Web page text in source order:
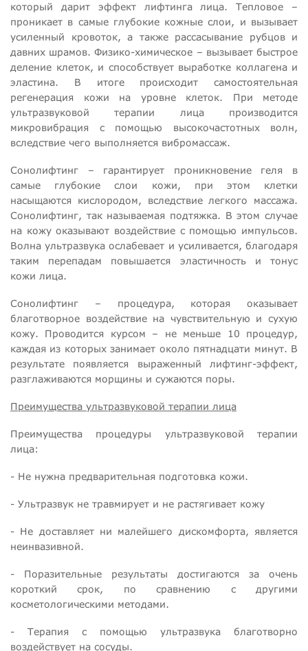
который дарит эффект лифтинга лица. Тепловое –
проникает в самые глубокие кожные слои, и вызывает
усиленный кровоток, а также рассасывание рубцов и
давних шрамов. Физико-химическое – вызывает быстрое
деление клеток, и способствует выработке коллагена и
эластина. В итоге происходит самостоятельная
регенерация кожи на уровне клеток. При методе
ультразвуковой терапии лица производится
микровибрация с помощью высокочастотных волн,
вследствие чего выполняется вибромассаж.
Сонолифтинг – гарантирует проникновение геля в
самые глубокие слои кожи, при этом клетки
насыщаются кислородом, вследствие легкого массажа.
Сонолифтинг, так называемая подтяжка. В этом случае
на кожу оказывают воздействие с помощью импульсов.
Волна ультразвука ослабевает и усиливается, благодаря
таким перепадам повышается эластичность и тонус
кожи лица.
Сонолифтинг – процедура, которая оказывает
благотворное воздействие на чувствительную и сухую
кожу. Проводится курсом – не меньше 10 процедур,
каждая из которых занимает около пятнадцати минут. В
результате появляется выраженный лифтинг-эффект,
разглаживаются морщины и сужаются поры.
Преимущества ультразвуковой терапии лица
Преимущества процедуры ультразвуковой терапии
лица:
- Не нужна предварительная подготовка кожи.
- Ультразвук не травмирует и не растягивает кожу
- Не доставляет ни малейшего дискомфорта, является
неинвазивной.
- Поразительные результаты достигаются за очень
короткий срок, по сравнению с другими
косметологическими методами.
- Терапия с помощью ультразвука благотворно
воздействует на сосуды.